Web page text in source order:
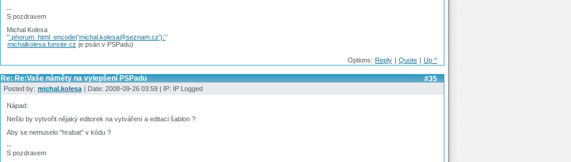
--
S pozdravem
Michal Kolesa
''.phorum_html_encode('michal.kolesa@seznam.cz').''
michalkolesa.funsite.cz je psán v PSPadu)
Options: Reply | Quote | Up ^
#35
Re: Re:Vaše náměty na vylepšení PSPadu
Posted by: michal.kolesa | Date: 2008-09-26 03:59 | IP: IP Logged
Nápad:
Nešlo by vytvořit nějaký editorek na vytváření a editaci šablon ?
Aby se nemuselo "hrabat" v kódu ?
--
S pozdravem